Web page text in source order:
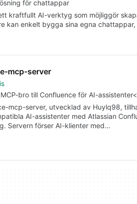
för chattappar
kraftfullt AI-verktyg som möjliggör
kan enkelt bygga sina egna
mcp-server
bro till Confluence för AI-
mcp-server, utvecklad av Huylq98,
AI-assistenter med Atlassian
Servern förser AI-klienter med…